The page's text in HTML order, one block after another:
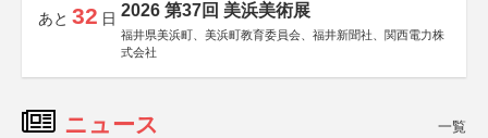
あと 32 日 2026 第37回 美浜美術展
福井県美浜町、美浜町教育委員会、福井新聞社、関西電力株
式会社
ニュース 一覧